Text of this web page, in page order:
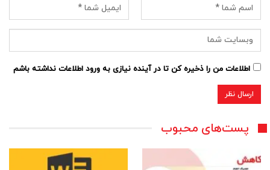
اطلاعات من را ذخیره کن تا در آینده نیازی به ورود اطلاعات نداشته باشم
پست‌های محبوب